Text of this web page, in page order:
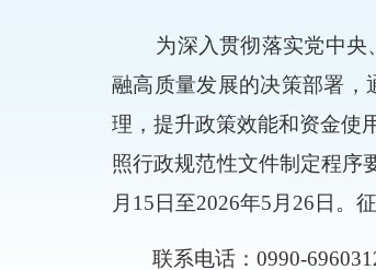
为深入贯彻落实党中
融高质量发展的决策部署，
理，提升政策效能和资金使
照行政规范性文件制定程序
月 15 日至2026年5 月 26 日 。
联系电话：0990-